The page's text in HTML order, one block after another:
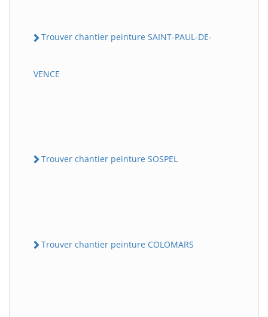
Trouver chantier peinture SAINT-PAUL-DE-
VENCE
Trouver chantier peinture SOSPEL
Trouver chantier peinture COLOMARS